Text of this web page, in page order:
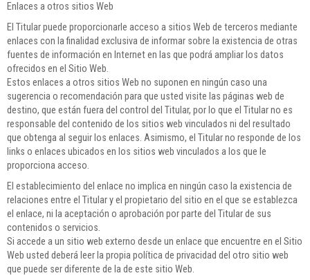
Enlaces a otros sitios Web
El Titular puede proporcionarle acceso a sitios Web de terceros mediante
enlaces con la finalidad exclusiva de informar sobre la existencia de otras
fuentes de información en Internet en las que podrá ampliar los datos
ofrecidos en el Sitio Web.
Estos enlaces a otros sitios Web no suponen en ningún caso una
sugerencia o recomendación para que usted visite las páginas web de
destino, que están fuera del control del Titular, por lo que el Titular no es
responsable del contenido de los sitios web vinculados ni del resultado
que obtenga al seguir los enlaces. Asimismo, el Titular no responde de los
links o enlaces ubicados en los sitios web vinculados a los que le
proporciona acceso.
El establecimiento del enlace no implica en ningún caso la existencia de
relaciones entre el Titular y el propietario del sitio en el que se establezca
el enlace, ni la aceptación o aprobación por parte del Titular de sus
contenidos o servicios.
Si accede a un sitio web externo desde un enlace que encuentre en el Sitio
Web usted deberá leer la propia política de privacidad del otro sitio web
que puede ser diferente de la de este sitio Web.